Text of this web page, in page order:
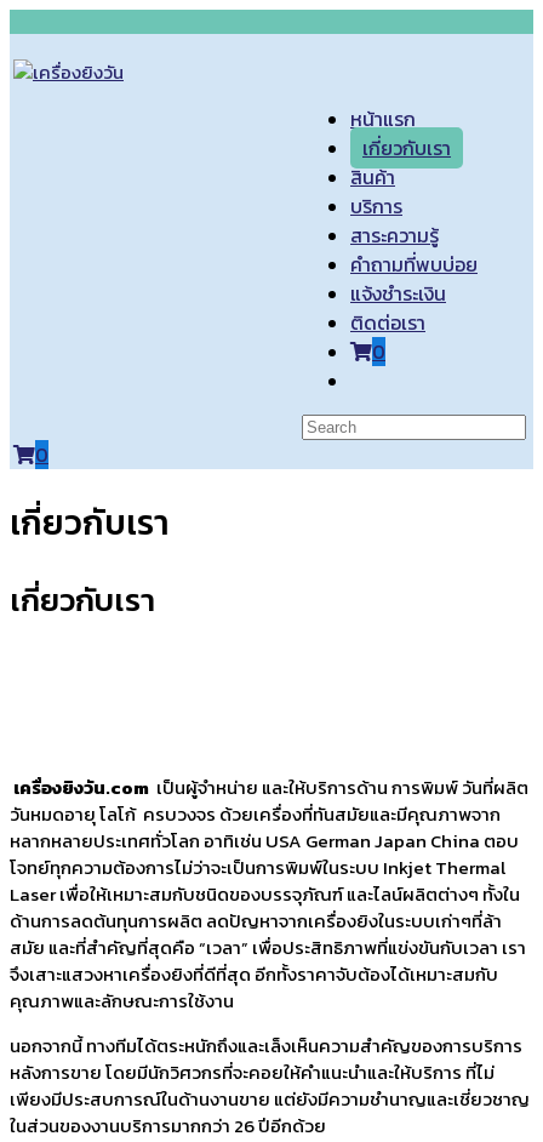
content
หน้าแรก
เกี่ยวกับเรา
สินค้า
บริการ
สาระความรู้
คำถามที่พบบ่อย
แจ้งชำระเงิน
ติดต่อเรา
0
website
search
0
เกี่ยวกับเรา
เกี่ยวกับเรา
เครื่องยิงวัน.com เป็นผู้จำหน่าย และให้บริการด้าน การพิมพ์ วันที่ผลิต
วันหมดอายุ โลโก้ ครบวงจร ด้วยเครื่องที่ทันสมัยและมีคุณภาพจาก
หลากหลายประเทศทั่วโลก อาทิเช่น USA German Japan China ตอบ
โจทย์ทุกความต้องการไม่ว่าจะเป็นการพิมพ์ในระบบ Inkjet Thermal
Laser เพื่อให้เหมาะสมกับชนิดของบรรจุภัณฑ์ และไลน์ผลิตต่างๆ ทั้งใน
ด้านการลดต้นทุนการผลิต ลดปัญหาจากเครื่องยิงในระบบเก่าๆที่ล้า
สมัย และที่สำคัญที่สุดคือ “เวลา” เพื่อประสิทธิภาพที่แข่งขันกับเวลา เรา
จึงเสาะแสวงหาเครื่องยิงที่ดีที่สุด อีกทั้งราคาจับต้องได้เหมาะสมกับ
คุณภาพและลักษณะการใช้งาน
นอกจากนี้ ทางทีมได้ตระหนักถึงและเล็งเห็นความสำคัญของการบริการ
หลังการขาย โดยมีนักวิศวกรที่จะคอยให้คำแนะนำและให้บริการ ที่ไม่
เพียงมีประสบการณ์ในด้านงานขาย แต่ยังมีความชำนาญและเชี่ยวชาญ
ในส่วนของงานบริการมากกว่า 26 ปีอีกด้วย